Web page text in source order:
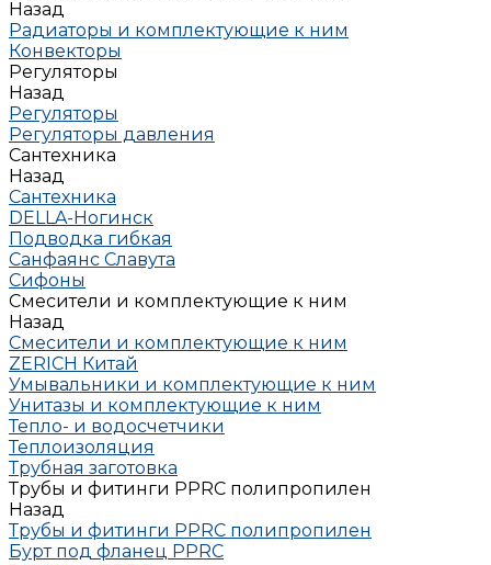
Назад
Радиаторы и комплектующие к ним
Конвекторы
Регуляторы
Назад
Регуляторы
Регуляторы давления
Сантехника
Назад
Сантехника
DELLA-Ногинск
Подводка гибкая
Санфаянс Славута
Сифоны
Смесители и комплектующие к ним
Назад
Смесители и комплектующие к ним
ZERICH Китай
Умывальники и комплектующие к ним
Унитазы и комплектующие к ним
Тепло- и водосчетчики
Теплоизоляция
Трубная заготовка
Трубы и фитинги PPRC полипропилен
Назад
Трубы и фитинги PPRC полипропилен
Бурт под фланец РРRC